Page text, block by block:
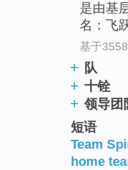
是由基
名：飞
基于
队
十铨
领导团
短语
Team
home